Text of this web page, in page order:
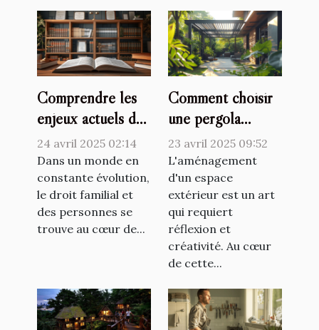
Comprendre les
enjeux actuels du
droit familial et
des personnes
24 avril 2025 02:14
Dans un monde en
constante évolution,
le droit familial et
des personnes se
trouve au cœur de...
Comment choisir
une pergola
bioclimatique pour
améliorer votre
espace extérieur
23 avril 2025 09:52
L'aménagement
d'un espace
extérieur est un art
qui requiert
réflexion et
créativité. Au cœur
de cette...